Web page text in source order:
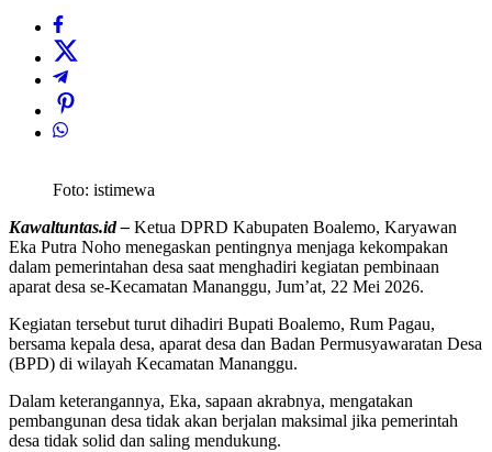
Foto: istimewa
Kawaltuntas.id – Ketua DPRD Kabupaten Boalemo, Karyawan
Eka Putra Noho menegaskan pentingnya menjaga kekompakan
dalam pemerintahan desa saat menghadiri kegiatan pembinaan
aparat desa se-Kecamatan Mananggu, Jum’at, 22 Mei 2026.
Kegiatan tersebut turut dihadiri Bupati Boalemo, Rum Pagau,
bersama kepala desa, aparat desa dan Badan Permusyawaratan Desa
(BPD) di wilayah Kecamatan Mananggu.
Dalam keterangannya, Eka, sapaan akrabnya, mengatakan
pembangunan desa tidak akan berjalan maksimal jika pemerintah
desa tidak solid dan saling mendukung.